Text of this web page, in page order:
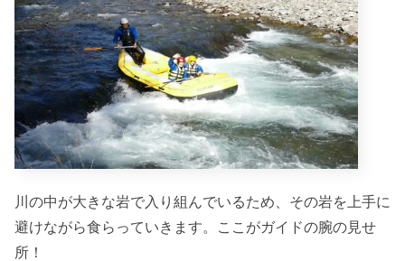
川の中が大きな岩で入り組んでいるため、その岩を上手に
避けながら食らっていきます。ここがガイドの腕の見せ
所！